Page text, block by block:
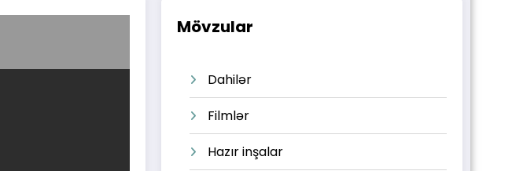
Mövzular
Dahilər
Filmlər
Hazır inşalar